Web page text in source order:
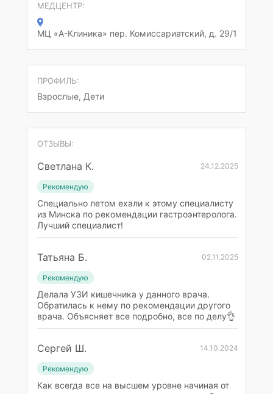
МЕДЦЕНТР:
МЦ «А-Клиника» пер. Комиссариатский, д. 29/1
ПРОФИЛЬ:
Взрослые, Дети
ОТЗЫВЫ:
Светлана К. 24.12.2025
Рекомендую
Специально летом ехали к этому специалисту
из Минска по рекомендации гастроэнтеролога.
Лучший специалист!
Татьяна Б. 02.11.2025
Рекомендую
Делала УЗИ кишечника у данного врача.
Обратилась к нему по рекомендации другого
врача. Объясняет все подробно, все по делу👌
Сергей Ш. 14.10.2024
Рекомендую
Как всегда все на высшем уровне начиная от